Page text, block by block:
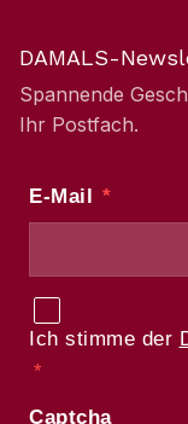
DAMALS-
Spannende
Ihr Postfach.